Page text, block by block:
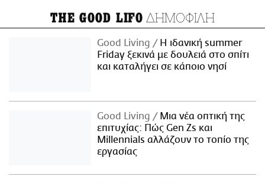
THE GOOD LIFO ΔΗΜΟΦΙΛΗ
Good Living
Η ιδανική summer
Friday ξεκινά με δουλειά στο σπίτι
και καταλήγει σε κάποιο νησί
Good Living
Μια νέα οπτική της
επιτυχίας: Πώς Gen Zs και
Millennials αλλάζουν το τοπίο της
εργασίας